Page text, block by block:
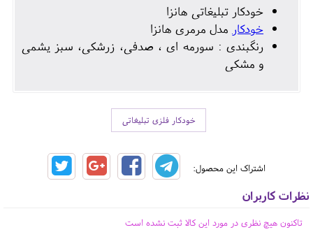
خودکار تبلیغاتی هانزا
خودکار مدل مرمری هانزا
رنگبندی : سورمه ای ، صدفی، زرشکی، سبز یشمی
و مشکی
خودکار فلزی تبلیغاتی
اشتراک این محصول:
نظرات کاربران
تاکنون هیچ نظری در مورد این کالا ثبت نشده است